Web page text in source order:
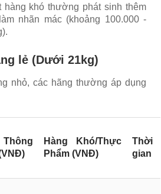
hàng khó thường phát sinh thêm
nhãn mác (khoảng 100.000 -
lẻ (Dưới 21kg)
nhỏ, các hãng thường áp dụng
Hàng Khó/Thực
Phẩm (VNĐ)
Thời
gian